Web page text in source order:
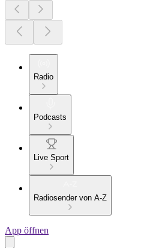
Radio
Podcasts
Live Sport
Radiosender von A-Z
App öffnen